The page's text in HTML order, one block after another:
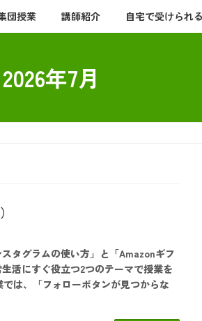
団授業 講師紹介 自宅で受けられ
2026年7月
タグラムの使い方」と「Amazonギフ
活にすぐ役立つ2つのテーマで授業を
は、「フォローボタンが見つからな